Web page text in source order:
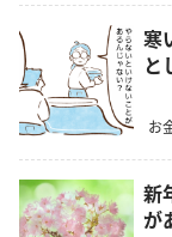
寒
と
お
新
が